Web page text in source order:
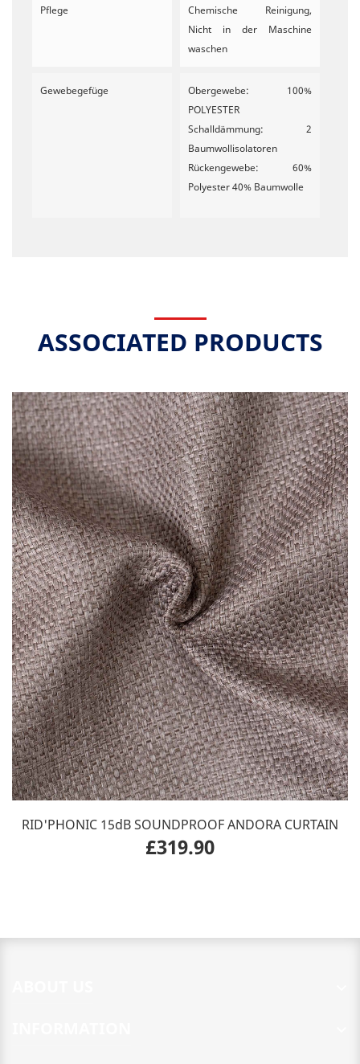
Pflege
Chemische Reinigung,
Nicht in der Maschine
waschen
Gewebegefüge
Obergewebe: 100%
POLYESTER
Schalldämmung: 2
Baumwollisolatoren
Rückengewebe: 60%
Polyester 40% Baumwolle
ASSOCIATED PRODUCTS
RID'PHONIC 15dB SOUNDPROOF ANDORA CURTAIN
£319.90